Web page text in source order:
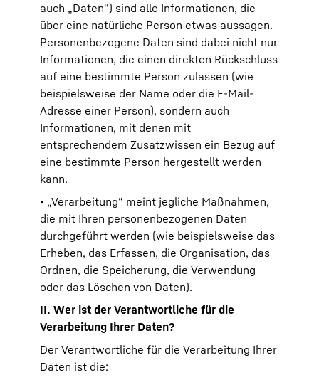
auch „Daten“) sind alle Informationen, die
über eine natürliche Person etwas aussagen.
Personenbezogene Daten sind dabei nicht nur
Informationen, die einen direkten Rückschluss
auf eine bestimmte Person zulassen (wie
beispielsweise der Name oder die E-Mail-
Adresse einer Person), sondern auch
Informationen, mit denen mit
entsprechendem Zusatzwissen ein Bezug auf
eine bestimmte Person hergestellt werden
kann.
• „Verarbeitung“ meint jegliche Maßnahmen,
die mit Ihren personenbezogenen Daten
durchgeführt werden (wie beispielsweise das
Erheben, das Erfassen, die Organisation, das
Ordnen, die Speicherung, die Verwendung
oder das Löschen von Daten).
II. Wer ist der Verantwortliche für die
Verarbeitung Ihrer Daten?
Der Verantwortliche für die Verarbeitung Ihrer
Daten ist die: